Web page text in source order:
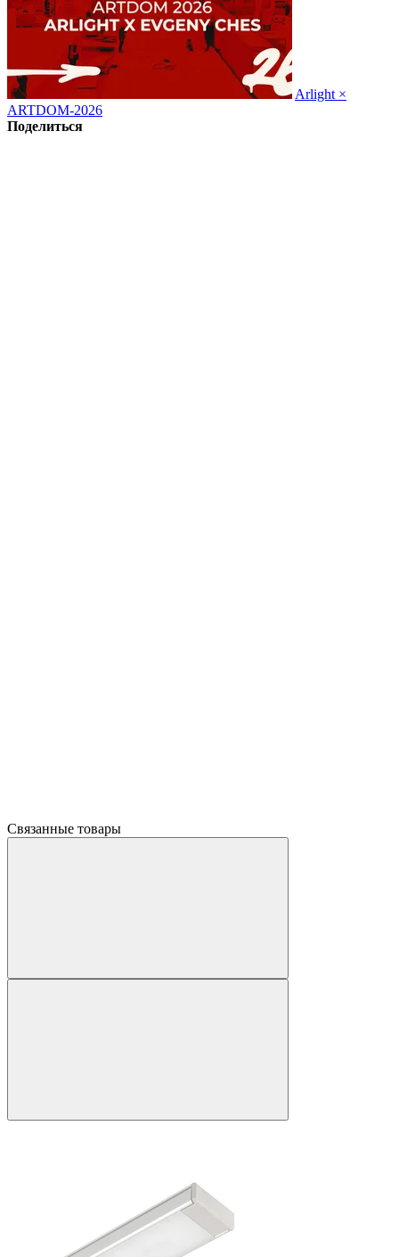
Arlight ×
ARTDOM-2026
Поделиться
Связанные товары